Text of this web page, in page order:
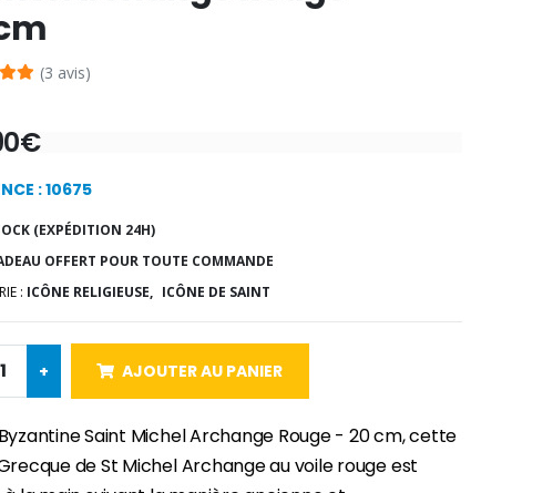
(3 avis)
: 10675
(EXPÉDITION 24H)
OFFERT POUR TOUTE COMMANDE
: ICÔNE RELIGIEUSE, ICÔNE DE SAINT
+ AJOUTER AU PANIER
Saint Michel Archange Rouge - 20 cm, cette
de St Michel Archange au voile rouge est